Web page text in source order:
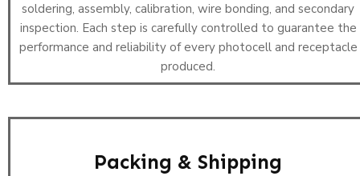
soldering, assembly, calibration, wire bonding, and secondary
inspection. Each step is carefully controlled to guarantee the
performance and reliability of every photocell and receptacle
produced.
Packing & Shipping